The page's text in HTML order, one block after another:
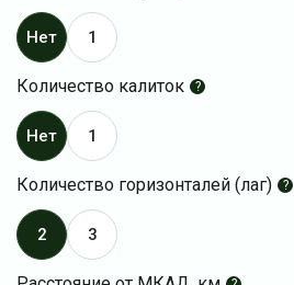
Нет 1
Количество калиток ?
Нет 1
Количество горизонталей (лаг) ?
2 3